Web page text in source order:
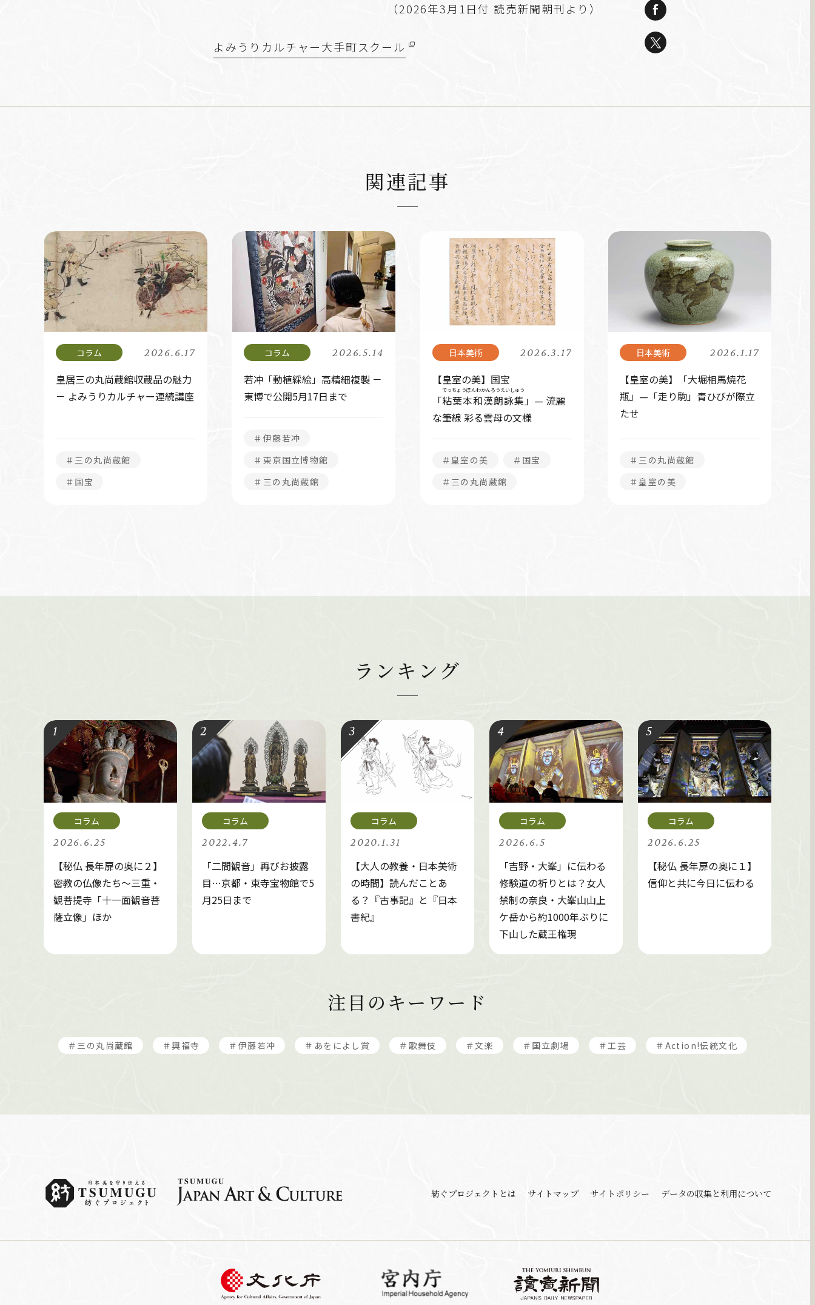
（2026年3月1日付 読売新聞朝刊より）
よみうりカルチャー大手町スクール
関連記事
2026.6.17
皇居三の丸尚蔵館収蔵品の魅力
－ よみうりカルチャー連続講座
＃三の丸尚蔵館
＃国宝
2026.5.14
若冲「動植綵絵」高精細複製 －
東博で公開5月17日まで
＃伊藤若冲
＃東京国立博物館
＃三の丸尚蔵館
2026.3.17
【皇室の美】国宝
「粘葉本和漢朗詠集
でっちょうぼんわかんろうえいしゅう
」— 流麗
な筆線 彩る雲母の文様
＃皇室の美
＃国宝
＃三の丸尚蔵館
2026.1.17
【皇室の美】「大堀相馬焼花
瓶」—「走り駒」青ひびが際立
たせ
＃三の丸尚蔵館
＃皇室の美
ランキング
2026.6.25
【秘仏 長年扉の奥に２】
密教の仏像たち～三重・
観菩提寺「十一面観音菩
薩立像」ほか
2022.4.7
「二間観音」再びお披露
目…京都・東寺宝物館で5
月25日まで
2020.1.31
【大人の教養・日本美術
の時間】読んだことあ
る？『古事記』と『日本
書紀』
2026.6.5
「吉野・大峯」に伝わる
修験道の祈りとは？女人
禁制の奈良・大峯山山上
ケ岳から約1000年ぶりに
下山した蔵王権現
2026.6.25
【秘仏 長年扉の奥に１】
信仰と共に今日に伝わる
注目のキーワード
＃三の丸尚蔵館 ＃興福寺 ＃伊藤若冲 ＃あをによし賞 ＃歌舞伎 ＃文楽 ＃国立劇場 ＃工芸 ＃Action!伝統文化
紡ぐプロジェクトとは サイトマップ サイトポリシー データの収集と利用について